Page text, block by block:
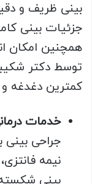
بینی ظریف و
جزئیات بینی
همچنین امکان
توسط دکتر
کمترین دغدغه و
خدمات
جراحی بینی
نیمه